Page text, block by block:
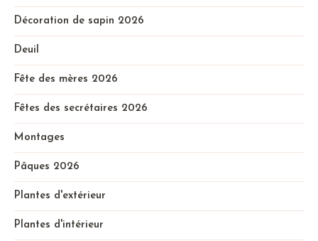
Décoration de sapin 2026
Deuil
Fête des mères 2026
Fêtes des secrétaires 2026
Montages
Pâques 2026
Plantes d'extérieur
Plantes d'intérieur